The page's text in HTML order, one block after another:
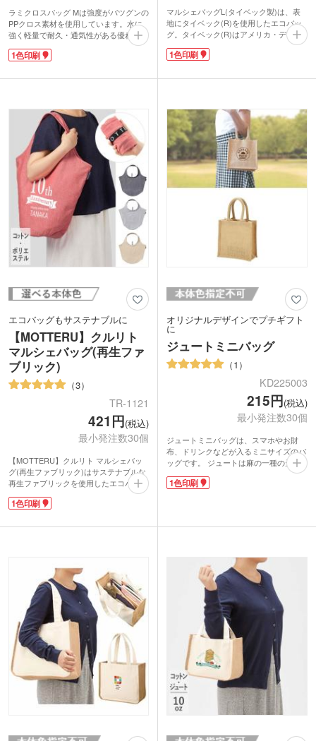
ラミクロスバッグ Mは強度がバツグンの
PPクロス素材を使用しています。水に
強く軽量で耐久・通気性がある優れもの
バッグです。長い持ち手は肩から掛けら
れます。2リットルのペットボトルが5本
チャック付きでストレージバッグにも使
エコバッグにランドリーバッグ、お子さ
まのおもちゃ入れなど様々な使い方がで
きるラミクロスバッグ。1色印刷で広い
範囲に名入れ可能です。アパレルショッ
プ・雑貨店のショッパー製作としても使
えます。末永く愛用してもらえるノベル
ティとしていかがでしょうか。
1色印刷
マルシェバッグL(タイベック製)は、表
地にタイベック(R)を使用したエコバッ
グ。タイベック(R)はアメリカ・デュポ
ン社が開発した高密度ポリエチレン製の
不織布です。紙のように軽く、水に強
す。
荷物のほかにかさばったり重たいエコバ
ッグは持ち歩きたくないと思いません
か?マルシェバッグL(タイベック製)はわ
ずか約27g。小ぶりのピーマン1個とほぼ
同じ重さです!折りたためば小さなポー
チ状になるので、毎日のお買い物のエコ
バッグとしてバッグに携帯するのがオス
スメです。使い込むほどにシワが増え、
愛着がわきますよ。
1色印刷ができるので、ショップ名やロ
ゴを入れてお店のオリジナルエコバッグ
を作りませんか?
1色印刷
エコバッグもサステナブルに
【MOTTERU】クルリト
マルシェバッグ(再生ファ
ブリック)
3
TR-1121
421円(税込)
最小発注数30個
【MOTTERU】クルリト マルシェバッ
グ(再生ファブリック)はサステナブルな
再生ファブリックを使用したエコバッ
グ。大人気マルシェ型で、ナチュラルな
風合いの生地感がおしゃれな印象です。
ら作られているため、染色工程がなく
イプ。使わないときにはくるっと折りた
たんでコンパクトにまとめられます。
1色印刷での名入れが可能です。SDGs
のキャンペーンノベルティや、アパレル
ショップや雑貨店での周年記念品・オリ
ジナルグッズ製作にいかがでしょうか。
1色印刷
オリジナルデザインでプチギフト
に
ジュートミニバッグ
1
KD225003
215円(税込)
最小発注数30個
ジュートミニバッグは、スマホやお財
布、ドリンクなどが入るミニサイズのバ
ッグです。 ジュートは麻の一種の天然
素材。通気性に優れた丈夫な繊維で、コ
ーヒー豆や野菜の保存袋でもおなじみで
できる、人気のバッグです。
1色印刷